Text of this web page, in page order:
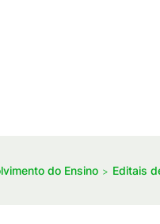
do Ensino Editais